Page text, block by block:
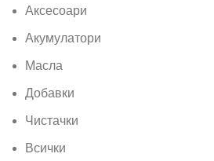
Аксесоари
Акумулатори
Масла
Добавки
Чистачки
Всички